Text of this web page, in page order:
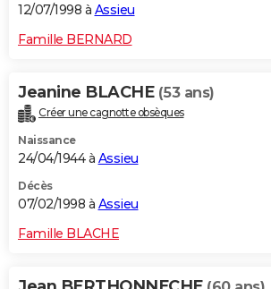
12/07/1998 à Assieu
Famille BERNARD
Jeanine BLACHE (53 ans)
Créer une cagnotte obsèques
Naissance
24/04/1944 à Assieu
Décès
07/02/1998 à Assieu
Famille BLACHE